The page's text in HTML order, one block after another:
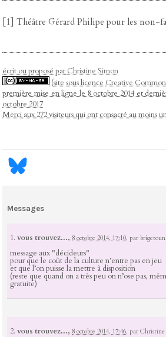
[1]Théâtre Gérard Philipe pour les non-
écrit ou proposé parChristine Simon
(site sous licence Creative
première mise en ligne le 8 octobre 2014 et
octobre 2017
Merci aux 272 visiteurs qui ont consacré au moins
Messages
1. vous trouvez..., 8 octobre 2014, 17:10,parbrigetoun
message aux "décideurs"
pour que le coût de la culture n’entre pas en jeu
et que l’on puisse la mettre à disposition
(reste que quand on a très peu on n’ose pas,
gratuite)
2. vous trouvez..., 8 octobre 2014, 17:46,parChristine